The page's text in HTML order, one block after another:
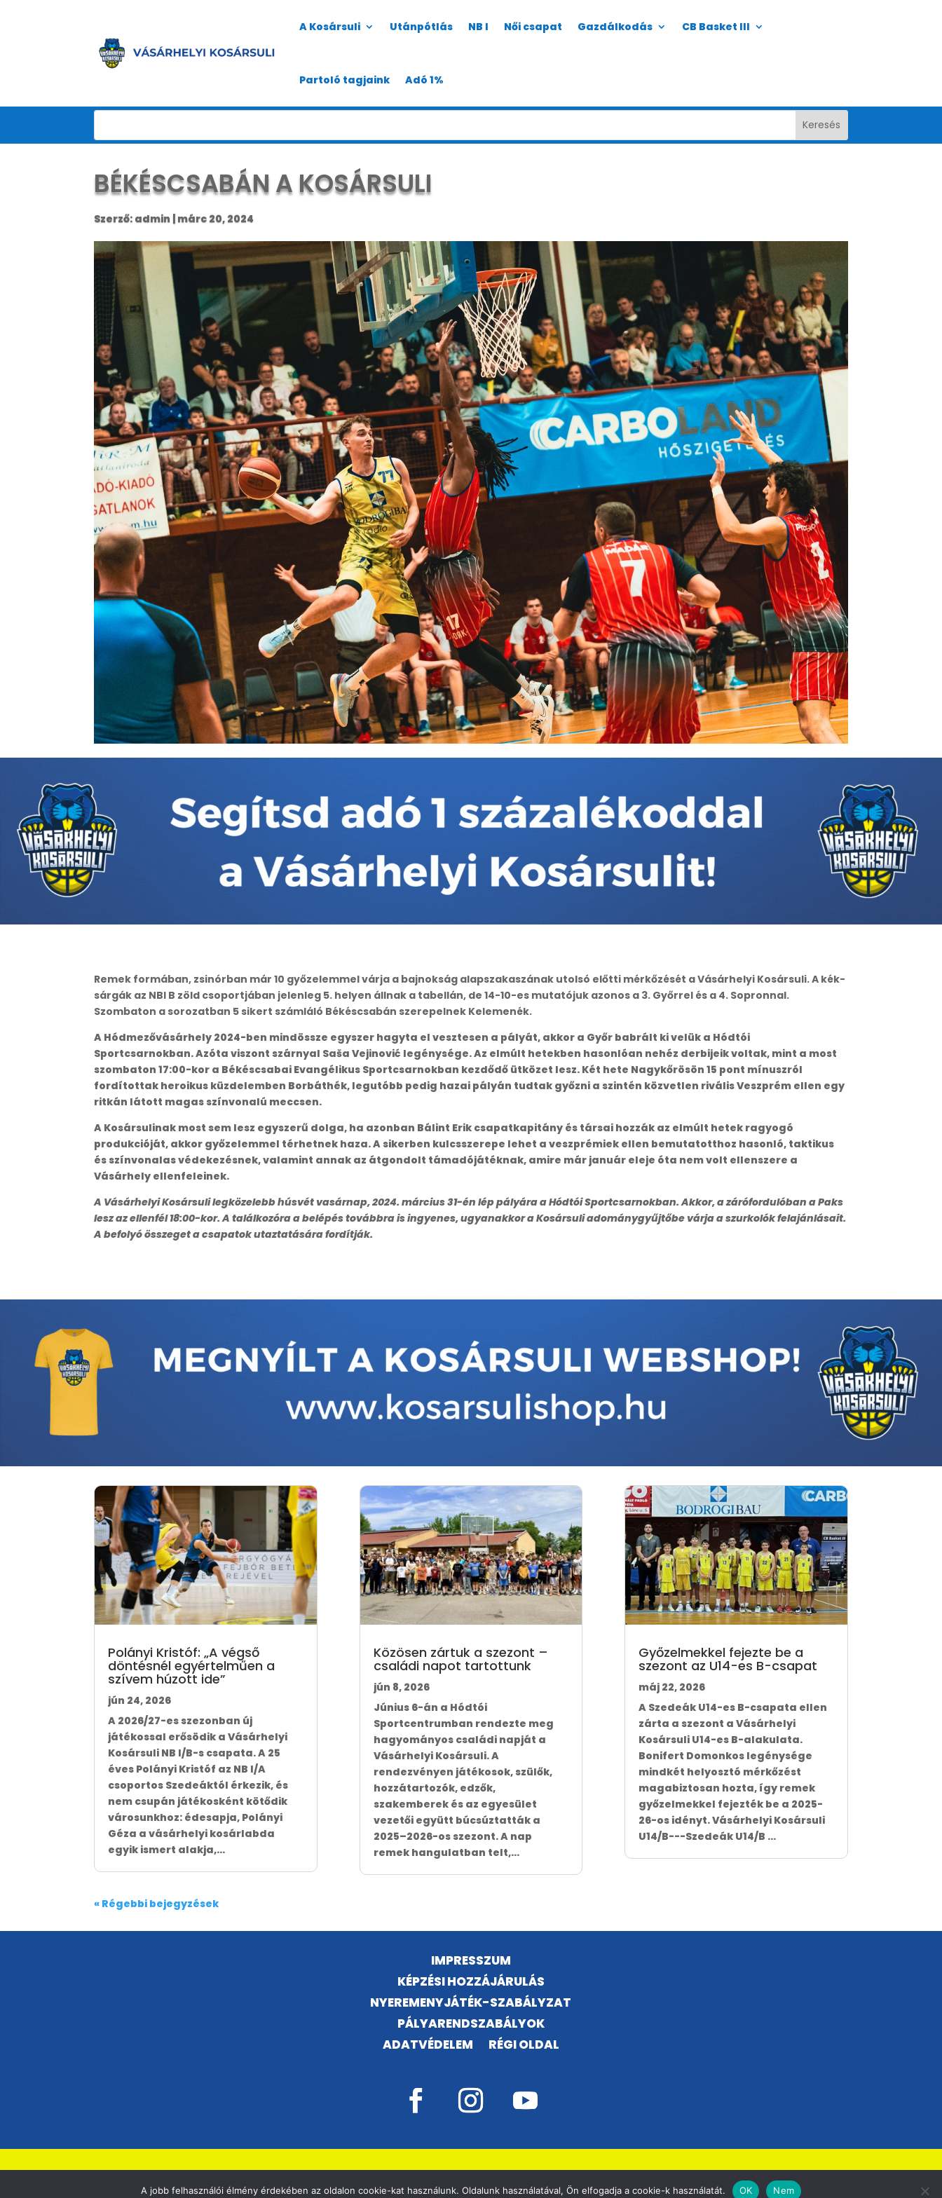
A Kosársuli Utánpótlás NB I Női csapat Gazdálkodás CB Basket III
Partoló tagjaink Adó 1%
BÉKÉSCSABÁN A KOSÁRSULI
Szerző: admin | márc 20, 2024
Remek formában, zsinórban már 10 győzelemmel várja a bajnokság alapszakaszának utolsó előtti mérkőzését a Vásárhelyi Kosársuli. A kék-
sárgák az NBI B zöld csoportjában jelenleg 5. helyen állnak a tabellán, de 14-10-es mutatójuk azonos a 3. Győrrel és a 4. Sopronnal.
Szombaton a sorozatban 5 sikert számláló Békéscsabán szerepelnek Kelemenék.
A Hódmezővásárhely 2024-ben mindössze egyszer hagyta el vesztesen a pályát, akkor a Győr babrált ki velük a Hódtói
Sportcsarnokban. Azóta viszont szárnyal Saša Vejinović legénysége. Az elmúlt hetekben hasonlóan nehéz derbijeik voltak, mint a most
szombaton 17:00-kor a Békéscsabai Evangélikus Sportcsarnokban kezdődő ütközet lesz. Két hete Nagykőrösön 15 pont mínuszról
fordítottak heroikus küzdelemben Borbáthék, legutóbb pedig hazai pályán tudtak győzni a szintén közvetlen rivális Veszprém ellen egy
ritkán látott magas színvonalú meccsen.
A Kosársulinak most sem lesz egyszerű dolga, ha azonban Bálint Erik csapatkapitány és társai hozzák az elmúlt hetek ragyogó
produkcióját, akkor győzelemmel térhetnek haza. A sikerben kulcsszerepe lehet a veszprémiek ellen bemutatotthoz hasonló, taktikus
és színvonalas védekezésnek, valamint annak az átgondolt támadójátéknak, amire már január eleje óta nem volt ellenszere a
Vásárhely ellenfeleinek.
A Vásárhelyi Kosársuli legközelebb húsvét vasárnap, 2024. március 31-én lép pályára a Hódtói Sportcsarnokban. Akkor, a zárófordulóban a Paks
lesz az ellenfél 18:00-kor. A találkozóra a belépés továbbra is ingyenes, ugyanakkor a Kosársuli adománygyűjtőbe várja a szurkolók felajánlásait.
A befolyó összeget a csapatok utaztatására fordítják.
Polányi Kristóf: „A végső
döntésnél egyértelműen a
szívem húzott ide”
jún 24, 2026
A 2026/27-es szezonban új
játékossal erősödik a Vásárhelyi
Kosársuli NB I/B-s csapata. A 25
éves Polányi Kristóf az NB I/A
csoportos Szedeáktól érkezik, és
nem csupán játékosként kötődik
városunkhoz: édesapja, Polányi
Géza a vásárhelyi kosárlabda
egyik ismert alakja,...
Közösen zártuk a szezont –
családi napot tartottunk
jún 8, 2026
Június 6-án a Hódtói
Sportcentrumban rendezte meg
hagyományos családi napját a
Vásárhelyi Kosársuli. A
rendezvényen játékosok, szülők,
hozzátartozók, edzők,
szakemberek és az egyesület
vezetői együtt búcsúztatták a
2025–2026-os szezont. A nap
remek hangulatban telt,...
Győzelmekkel fejezte be a
szezont az U14-es B-csapat
máj 22, 2026
A Szedeák U14-es B-csapata ellen
zárta a szezont a Vásárhelyi
Kosársuli U14-es B-alakulata.
Bonifert Domonkos legénysége
mindkét helyosztó mérkőzést
magabiztosan hozta, így remek
győzelmekkel fejezték be a 2025-
26-os idényt. Vásárhelyi Kosársuli
U14/B---Szedeák U14/B ...
« Régebbi bejegyzések
IMPRESSZUM
KÉPZÉSI HOZZÁJÁRULÁS
NYEREMENYJÁTÉK-SZABÁLYZAT
PÁLYARENDSZABÁLYOK
ADATVÉDELEM
RÉGI OLDAL
© VÁSÁRHELYI KOSÁRSULI, MINDEN JOG FENNTARTVA!
A jobb felhasználói élmény érdekében az oldalon cookie-kat használunk. Oldalunk használatával, Ön elfogadja a cookie-k használatát. OK Nem